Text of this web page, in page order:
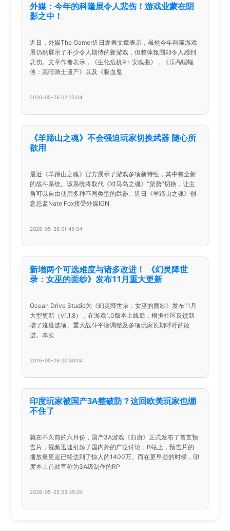
外媒：今年的科隆展令人悲伤！游戏业蒙在阴
影之中！
近日，外媒The Gamer近日发表文章表示，虽然今年科隆游戏
展仍然展示了不少令人期待的新游戏，但整体氛围却令人感到
悲伤。文章作者表示，《生化危机9：安魂曲》，《乐高蝙蝠
侠：黑暗骑士遗产》以及《吸血鬼
2026-05-26 02:15:04
《羊蹄山之魂》不会强迫玩家切换武器 随心所
欲用
最近《羊蹄山之魂》官方展示了游戏多项新特性，其中有全新
的战斗系统。该系统将取代《对马岛之魂》“架势”切换，让主
角可以自由使用多种不同类型的武器。近日《羊蹄山之魂》创
意总监Nate Fox接受外媒IGN
2026-05-26 01:45:04
新增两个可选难度与诸多改进！ 《幻灵降世
录：女巫的面纱》发布11月重大更新
Ocean Drive Studio为《幻灵降世录：女巫的面纱》发布11月
大型更新（v1.1.8），在游戏1.0版本上线后，根据社区反馈新
增了难度选项、重大战斗平衡调整及多项玩家长期呼吁的改
进。本次
2026-05-26 00:30:04
印度玩家被国产3A整破防？这回欧美玩家也绷
不住了
就在不久前的六月份，国产3A游戏《归唐》正式发布了首支预
告片，视频迅速引起了国内外的广泛讨论，B站上，预告片的
播放量更是已经达到了惊人的1400万。而在更早些的时候，印
度本土首款宣称为3A级制作的RP
2026-05-25 23:45:04